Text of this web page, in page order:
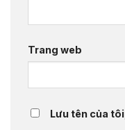
Trang web
Lưu tên của